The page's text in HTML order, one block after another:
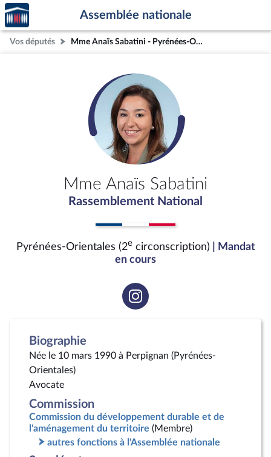
Aller au contenu
Aller en bas de la page
Accèder
à la
page
d'accueil
Assemblée nationale
Vos députés Mme Anaïs Sabatini - Pyrénées-Orientales (2e circonscription)
Mme Anaïs Sabatini
Rassemblement National
Pyrénées-Orientales (2ecirconscription)
| Mandat
en cours
Voir
la
Biographie
Née le 10 mars 1990 à Perpignan (Pyrénées-
Orientales)
Avocate
Commission
Commission du développement durable et de
l'aménagement du territoire (Membre)
autres fonctions à l'Assemblée nationale